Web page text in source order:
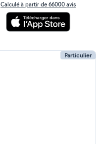
Calculé à partir de 66000 avis
Particulier